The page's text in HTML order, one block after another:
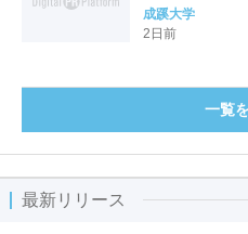
全国第1位を獲
4.3pt）に伸長、
成蹊大学
2日前
一覧
最新リリース